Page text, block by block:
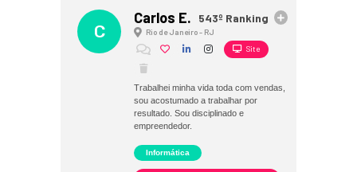
C
Carlos E. 543º Ranking
Rio de Janeiro - RJ
Site
Trabalhei minha vida toda com vendas,
sou acostumado a trabalhar por
resultado. Sou disciplinado e
empreendedor.
Informática